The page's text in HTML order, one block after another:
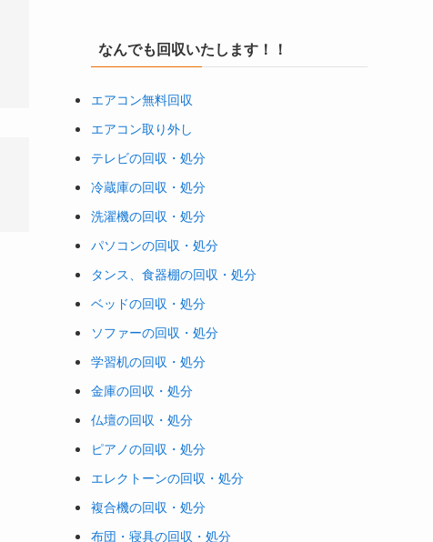
なんでも回収いたします！！
エアコン無料回収
エアコン取り外し
テレビの回収・処分
冷蔵庫の回収・処分
洗濯機の回収・処分
パソコンの回収・処分
タンス、食器棚の回収・処分
ベッドの回収・処分
ソファーの回収・処分
学習机の回収・処分
金庫の回収・処分
仏壇の回収・処分
ピアノの回収・処分
エレクトーンの回収・処分
複合機の回収・処分
布団・寝具の回収・処分